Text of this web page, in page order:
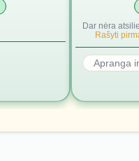
Dar nėra
Rašyti
Apranga